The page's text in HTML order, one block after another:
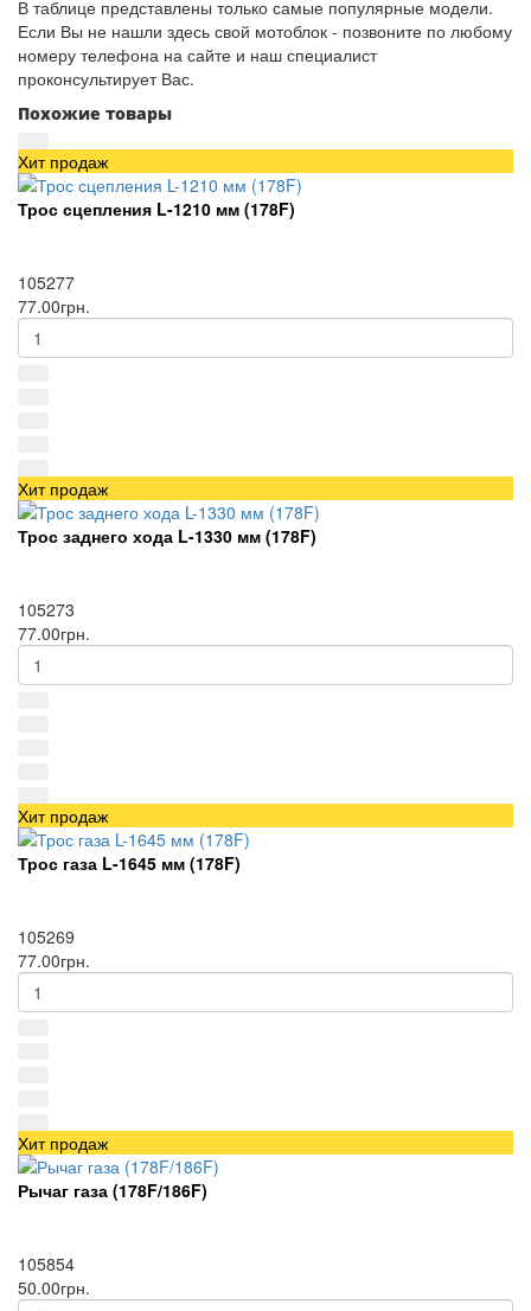
В таблице представлены только самые популярные модели.
Если Вы не нашли здесь свой мотоблок - позвоните по любому
номеру телефона на сайте и наш специалист
проконсультирует Вас.
Похожие товары
Хит продаж
Трос сцепления L-1210 мм (178F)
105277
77.00грн.
Хит продаж
Трос заднего хода L-1330 мм (178F)
105273
77.00грн.
Хит продаж
Трос газа L-1645 мм (178F)
105269
77.00грн.
Хит продаж
Рычаг газа (178F/186F)
105854
50.00грн.